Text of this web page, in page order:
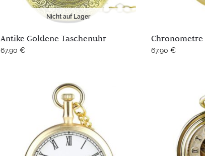
Nicht auf Lager
Antike Goldene Taschenuhr
67.90 €
Chronometre
67.90€